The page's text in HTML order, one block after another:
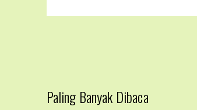
Paling Banyak Dibaca